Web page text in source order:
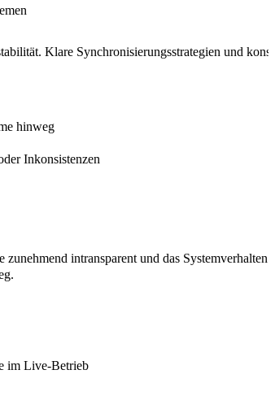
Klare Synchronisierungsstrategien und
hinweg
Inkonsistenzen
intransparent und das
im Live-Betrieb